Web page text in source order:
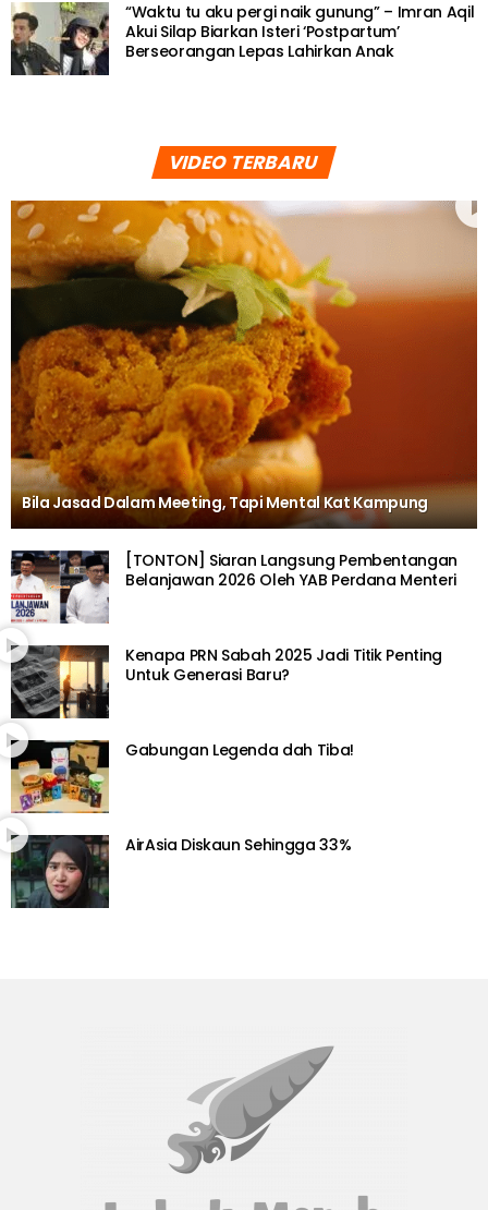
“Waktu tu aku pergi naik gunung” – Imran Aqil
Akui Silap Biarkan Isteri ‘Postpartum’
Berseorangan Lepas Lahirkan Anak
VIDEO TERBARU
Bila Jasad Dalam Meeting, Tapi Mental Kat Kampung
[TONTON] Siaran Langsung Pembentangan
Belanjawan 2026 Oleh YAB Perdana Menteri
Kenapa PRN Sabah 2025 Jadi Titik Penting
Untuk Generasi Baru?
Gabungan Legenda dah Tiba!
AirAsia Diskaun Sehingga 33%